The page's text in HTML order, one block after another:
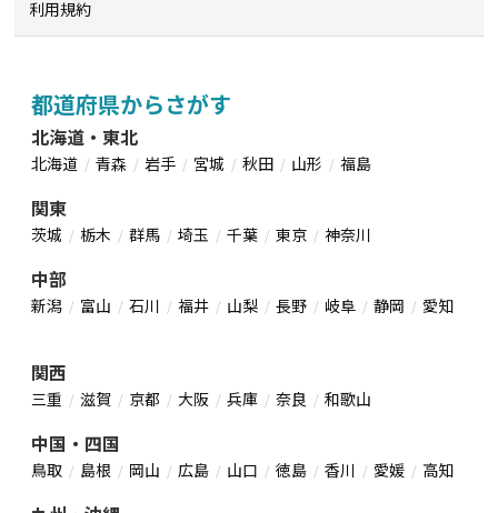
利用規約
都道府県からさがす
北海道・東北
北海道 青森 岩手 宮城 秋田 山形 福島
関東
茨城 栃木 群馬 埼玉 千葉 東京 神奈川
中部
新潟 富山 石川 福井 山梨 長野 岐阜 静岡 愛知
関西
三重 滋賀 京都 大阪 兵庫 奈良 和歌山
中国・四国
鳥取 島根 岡山 広島 山口 徳島 香川 愛媛 高知